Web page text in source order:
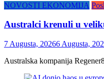
NOVOSTI EKONOMIJA
Australci krenuli u
7 Augusta, 20266 Augusta,
Australska kompanija